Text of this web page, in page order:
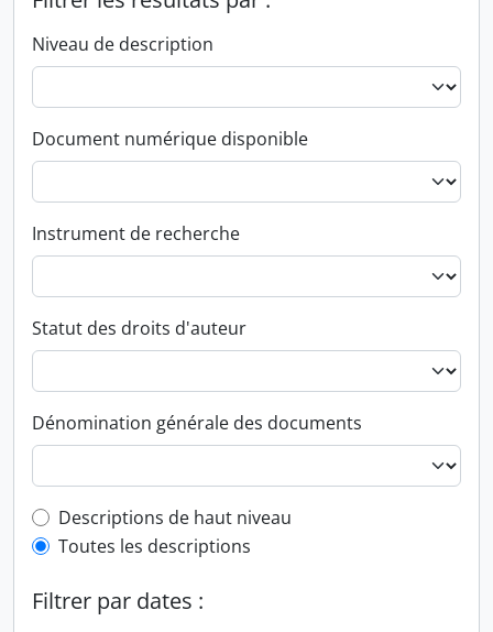
Niveau de description
Document numérique disponible
Instrument de recherche
Statut des droits d'auteur
Dénomination générale des documents
Top-level description filter
Descriptions de haut niveau
Toutes les descriptions
Filtrer par dates :